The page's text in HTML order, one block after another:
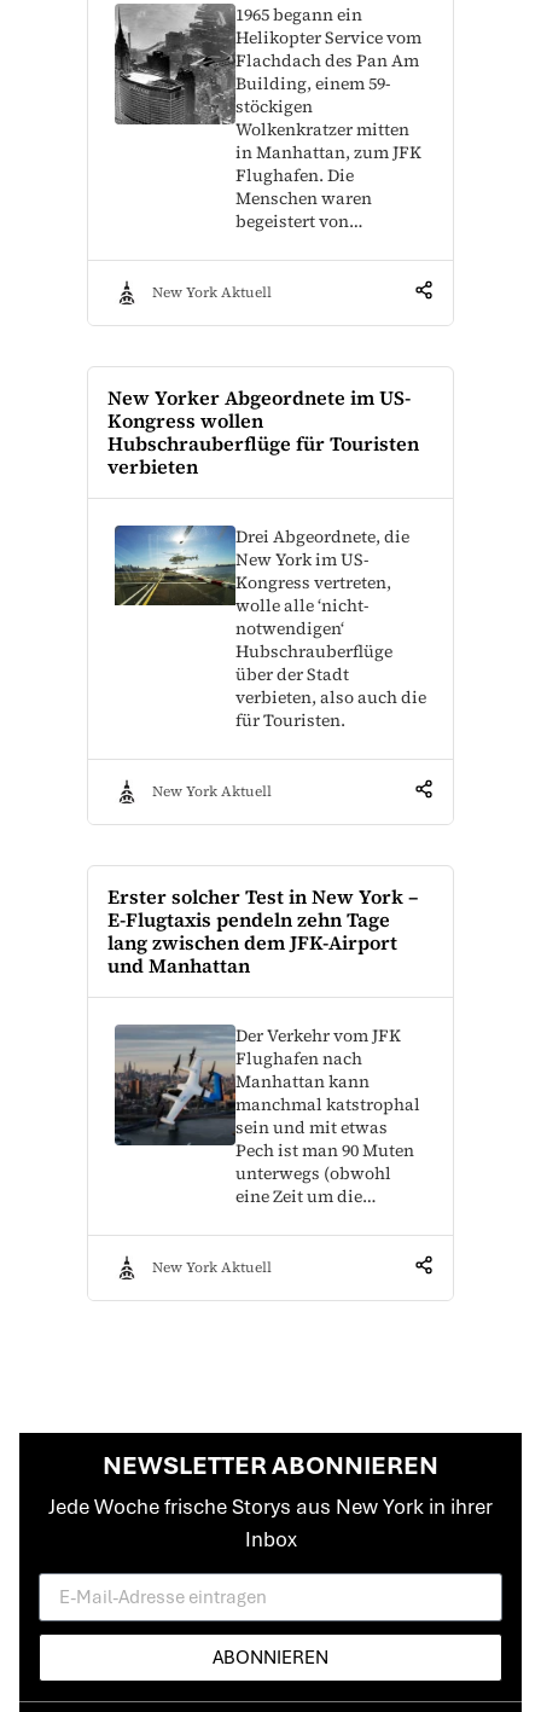
1965 begann ein
Helikopter Service vom
Flachdach des Pan Am
Building, einem 59-
stöckigen
Wolkenkratzer mitten
in Manhattan, zum JFK
Flughafen. Die
Menschen waren
begeistert von…
New York Aktuell
New Yorker Abgeordnete im US-
Kongress wollen
Hubschrauberflüge für Touristen
verbieten
Drei Abgeordnete, die
New York im US-
Kongress vertreten,
wolle alle ‘nicht-
notwendigen‘
Hubschrauberflüge
über der Stadt
verbieten, also auch die
für Touristen.
New York Aktuell
Erster solcher Test in New York –
E-Flugtaxis pendeln zehn Tage
lang zwischen dem JFK-Airport
und Manhattan
Der Verkehr vom JFK
Flughafen nach
Manhattan kann
manchmal katstrophal
sein und mit etwas
Pech ist man 90 Muten
unterwegs (obwohl
eine Zeit um die…
New York Aktuell
NEWSLETTER ABONNIEREN
Jede Woche frische Storys aus New York in ihrer
Inbox
ABONNIEREN